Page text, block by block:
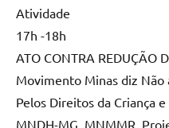
Atividade
17h -18h
ATO CONTRA REDUÇÃO
Movimento Minas diz Não
Pelos Direitos da Criança
MNDH-MG, MNMMR,